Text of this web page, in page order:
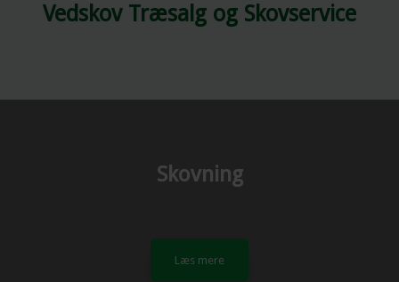
Vedskov Træsalg og Skovservice​
Skovning
Læs mere​